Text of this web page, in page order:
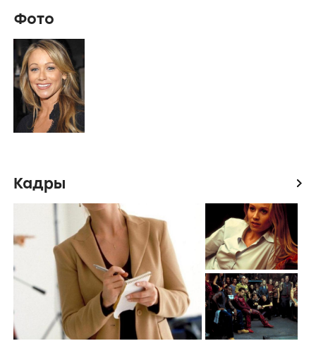
Фото
Кадры icon